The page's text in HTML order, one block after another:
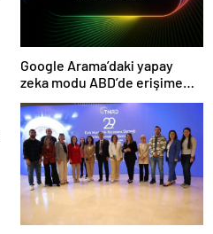
Google Arama’daki yapay
zeka modu ABD’de erişime
açıldı